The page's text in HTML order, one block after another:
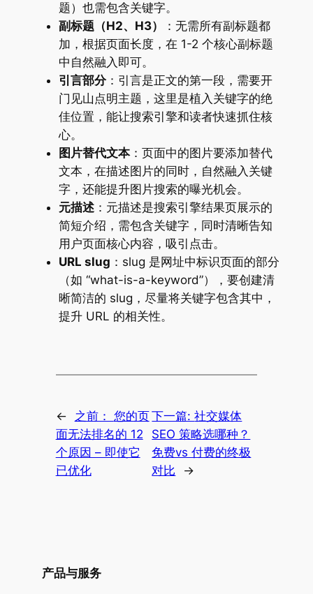
题）也需包含关键字。
副标题（H2、H3）
：无需所有副标题都
加，根据页面长度，在 1-2 个核心副标题
中自然融入即可。
引言部分：引言是正文的第一段，需要开
门见山点明主题，这里是植入关键字的绝
佳位置，能让搜索引擎和读者快速抓住核
心。
图片替代文本：页面中的图片要添加替代
文本，在描述图片的同时，自然融入关键
字，还能提升图片搜索的曝光机会。
元描述：元描述是搜索引擎结果页展示的
简短介绍，需包含关键字，同时清晰告知
用户页面核心内容，吸引点击。
URL slug ：slug 是网址中标识页面的部分
（如 “what-is-a-keyword”），要创建清
晰简洁的 slug，尽量将关键字包含其中，
提升 URL 的相关性。
← 之前： 您的页
面无法排名的 12
个原因 – 即使它
已优化
下一篇:社交媒体
SEO 策略选哪种？
免费vs 付费的终极
对比
→
产品与服务